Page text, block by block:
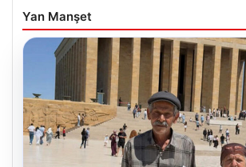
Yan Manşet